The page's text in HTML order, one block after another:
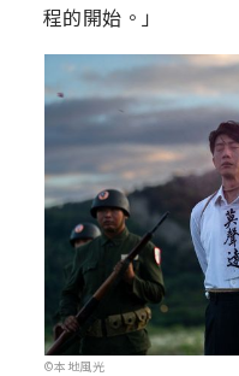
程的開始。」
©本地風光